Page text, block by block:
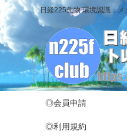
日経225先物 環境認識：
◎会員申請
◎利用規約